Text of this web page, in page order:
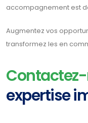
accompagnement est
Augmentez vos
transformez les en
expertise